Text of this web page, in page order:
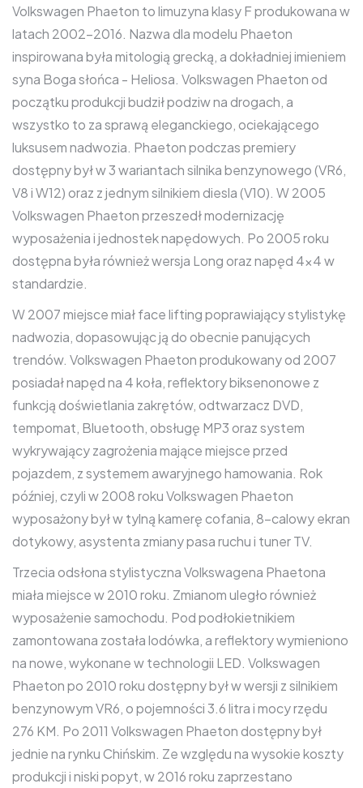
Volkswagen Phaeton to limuzyna klasy F produkowana w
latach 2002-2016. Nazwa dla modelu Phaeton
inspirowana była mitologią grecką, a dokładniej imieniem
syna Boga słońca - Heliosa. Volkswagen Phaeton od
początku produkcji budził podziw na drogach, a
wszystko to za sprawą eleganckiego, ociekającego
luksusem nadwozia. Phaeton podczas premiery
dostępny był w 3 wariantach silnika benzynowego (VR6,
V8 i W12) oraz z jednym silnikiem diesla (V10). W 2005
Volkswagen Phaeton przeszedł modernizację
wyposażenia i jednostek napędowych. Po 2005 roku
dostępna była również wersja Long oraz napęd 4x4 w
standardzie.
W 2007 miejsce miał face lifting poprawiający stylistykę
nadwozia, dopasowując ją do obecnie panujących
trendów. Volkswagen Phaeton produkowany od 2007
posiadał napęd na 4 koła, reflektory biksenonowe z
funkcją doświetlania zakrętów, odtwarzacz DVD,
tempomat, Bluetooth, obsługę MP3 oraz system
wykrywający zagrożenia mające miejsce przed
pojazdem, z systemem awaryjnego hamowania. Rok
później, czyli w 2008 roku Volkswagen Phaeton
wyposażony był w tylną kamerę cofania, 8-calowy ekran
dotykowy, asystenta zmiany pasa ruchu i tuner TV.
Trzecia odsłona stylistyczna Volkswagena Phaetona
miała miejsce w 2010 roku. Zmianom uległo również
wyposażenie samochodu. Pod podłokietnikiem
zamontowana została lodówka, a reflektory wymieniono
na nowe, wykonane w technologii LED. Volkswagen
Phaeton po 2010 roku dostępny był w wersji z silnikiem
benzynowym VR6, o pojemności 3.6 litra i mocy rzędu
276 KM. Po 2011 Volkswagen Phaeton dostępny był
jednie na rynku Chińskim. Ze względu na wysokie koszty
produkcji i niski popyt, w 2016 roku zaprzestano